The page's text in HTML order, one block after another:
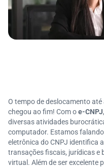
O tempo de deslocamento
chegou ao fim! Com oe-CNPJ
diversas atividades
computador. Estamos
eletrônica do CNPJ identifica
transações fiscais, jurídicas e
virtual. Além de ser excelente